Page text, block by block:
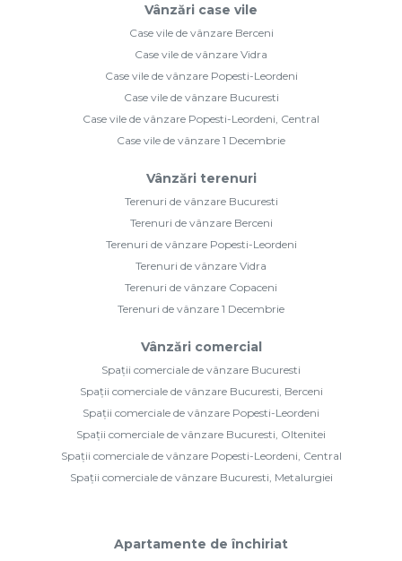
Vânzări case vile
Case vile de vânzare Berceni
Case vile de vânzare Vidra
Case vile de vânzare Popesti-Leordeni
Case vile de vânzare Bucuresti
Case vile de vânzare Popesti-Leordeni, Central
Case vile de vânzare 1 Decembrie
Vânzări terenuri
Terenuri de vânzare Bucuresti
Terenuri de vânzare Berceni
Terenuri de vânzare Popesti-Leordeni
Terenuri de vânzare Vidra
Terenuri de vânzare Copaceni
Terenuri de vânzare 1 Decembrie
Vânzări comercial
Spații comerciale de vânzare Bucuresti
Spații comerciale de vânzare Bucuresti, Berceni
Spații comerciale de vânzare Popesti-Leordeni
Spații comerciale de vânzare Bucuresti, Oltenitei
Spații comerciale de vânzare Popesti-Leordeni, Central
Spații comerciale de vânzare Bucuresti, Metalurgiei
Apartamente de închiriat